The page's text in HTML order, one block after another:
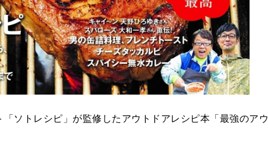
ソトレシピ」が監修したアウトドアレシピ本「最強のアウ